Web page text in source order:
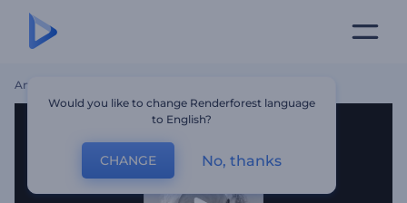
Ana Sayfa
Would you like to change Renderforest language
to English?
CHANGE No, thanks